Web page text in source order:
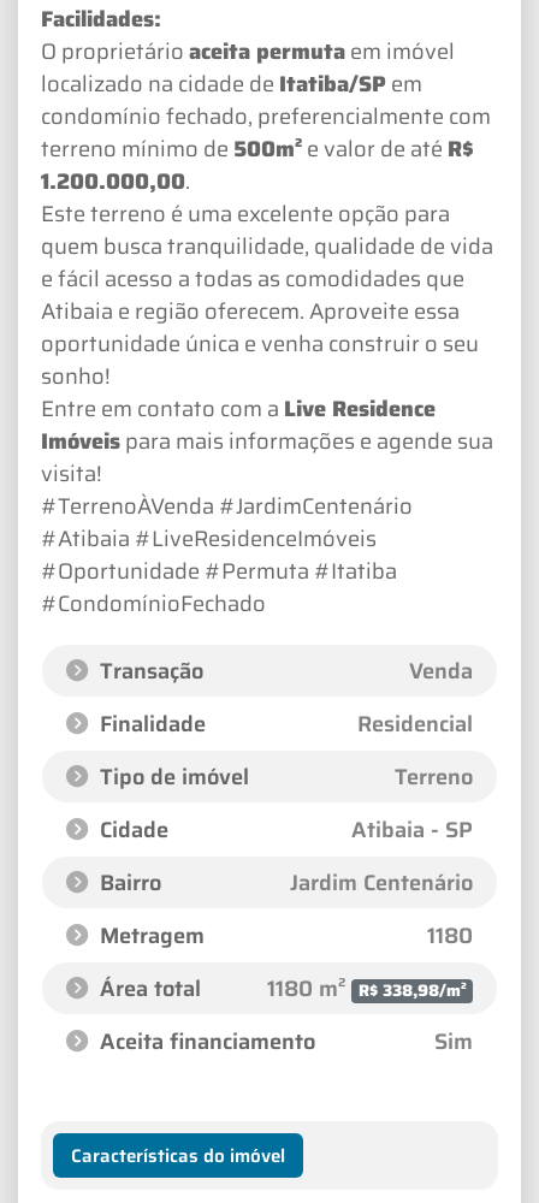
Facilidades:
O proprietárioaceita permutaem imóvel
localizado na cidade de Itatiba/SPem
condomínio fechado, preferencialmente com
terreno mínimo de 500m²e valor de até R$
1.200.000,00.
Este terreno é uma excelente opção para
quem busca tranquilidade, qualidade de vida
e fácil acesso a todas as comodidades que
Atibaia e região oferecem. Aproveite essa
oportunidade única e venha construir o seu
sonho!
Entre em contato com a Live Residence
Imóveispara mais informações e agende sua
visita!
#TerrenoÀVenda #JardimCentenário
#Atibaia #LiveResidenceImóveis
#Oportunidade #Permuta #Itatiba
#CondomínioFechado
Transação
Venda
Finalidade
Residencial
Tipo de imóvel
Terreno
Cidade
Atibaia - SP
Bairro
Jardim Centenário
Metragem
1180
Área total
1180 m² R$ 338,98/m²
Aceita financiamento Sim
Características do imóvel